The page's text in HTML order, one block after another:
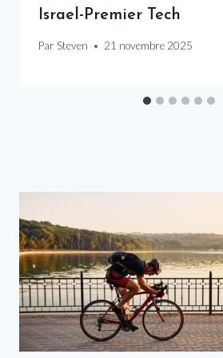
Israel-Premier Tech
Par Steven 21 novembre 2025